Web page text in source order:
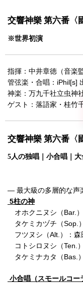
交響神樂 第六番〈
※世界初演
指揮：中井章徳（音楽
管弦楽・合唱：iPhil[s]
神楽：万九千社立虫神
ゲスト：落語家・桂竹
交響神樂 第六番〈
5人の独唱｜小合唱｜
— 最大級の多層的な声
5柱の神
オホクニヌシ（Bar.
タケミカヅチ（Sop.
フツヌシ（Alt.）：森
コトシロヌシ（Ten.
タケミナカタ（Bas.
小合唱（スモールコー